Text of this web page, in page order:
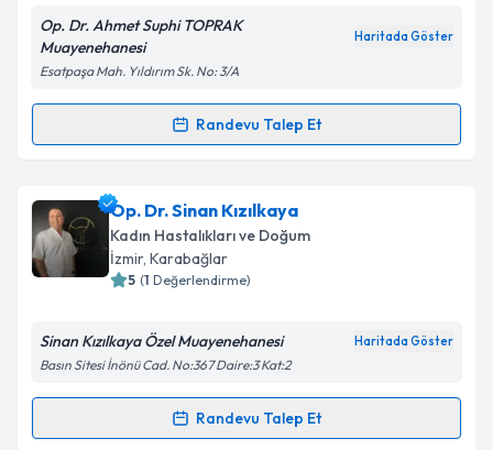
Kişisel verilerimin işlenmesine ilişkin
Metni'ni okudum ve kişisel verilerimin belirtilen
kapsamda işlenmesini kabul ediyorum.
Op. Dr. Ahmet Suphi TOPRAK
Muayenehanesi
Haritada Göster
Esatpaşa Mah. Yıldırım Sk. No: 3/A
Randevu Talep Et
Randevu Takvimi Talebi
Op. Dr. Ahmet Suphi Toprakiçin randevu takvimi
talebi oluşturun. Size bu uzmandan randevu almanız
için bir takvim hazırlandığında e-posta ile
bilgilendireceğiz.
Kişisel verilerimin işlenmesine ilişkin
Op. Dr. Sinan Kızılkaya
Kadın Hastalıkları ve Doğum
İzmir, Karabağlar
5 (1 Değerlendirme)
Sinan Kızılkaya Özel Muayenehanesi Haritada Göster
Basın Sitesi İnönü Cad. No:367 Daire:3 Kat:2
Randevu Talep Et
Randevu Takvimi Talebi